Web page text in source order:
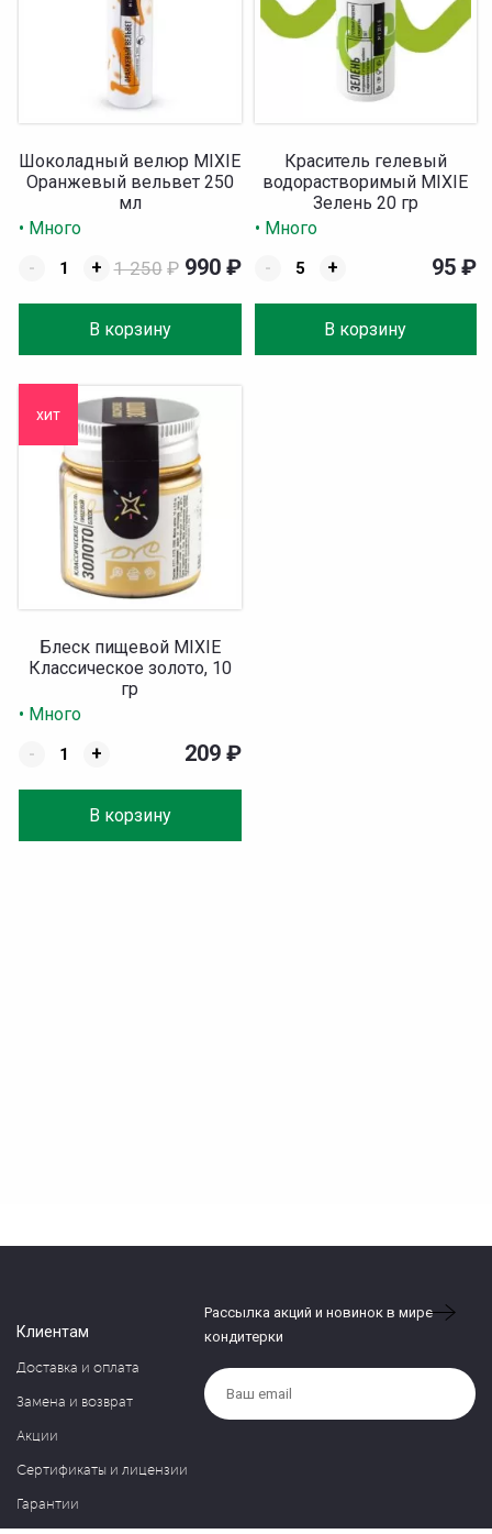
Шоколадный велюр MIXIE
Оранжевый вельвет 250
мл
• Много
-
+
В корзину
1 250 ₽ 990 ₽
Краситель гелевый
водорастворимый MIXIE
Зелень 20 гр
• Много
-
+
В корзину
95 ₽
хит
Блеск пищевой MIXIE
Классическое золото, 10
гр
• Много
-
+
В корзину
209 ₽
Клиентам
Доставка и оплата
Замена и возврат
Акции
Сертификаты и лицензии
Гарантии
Рассылка акций и новинок в мире
кондитерки